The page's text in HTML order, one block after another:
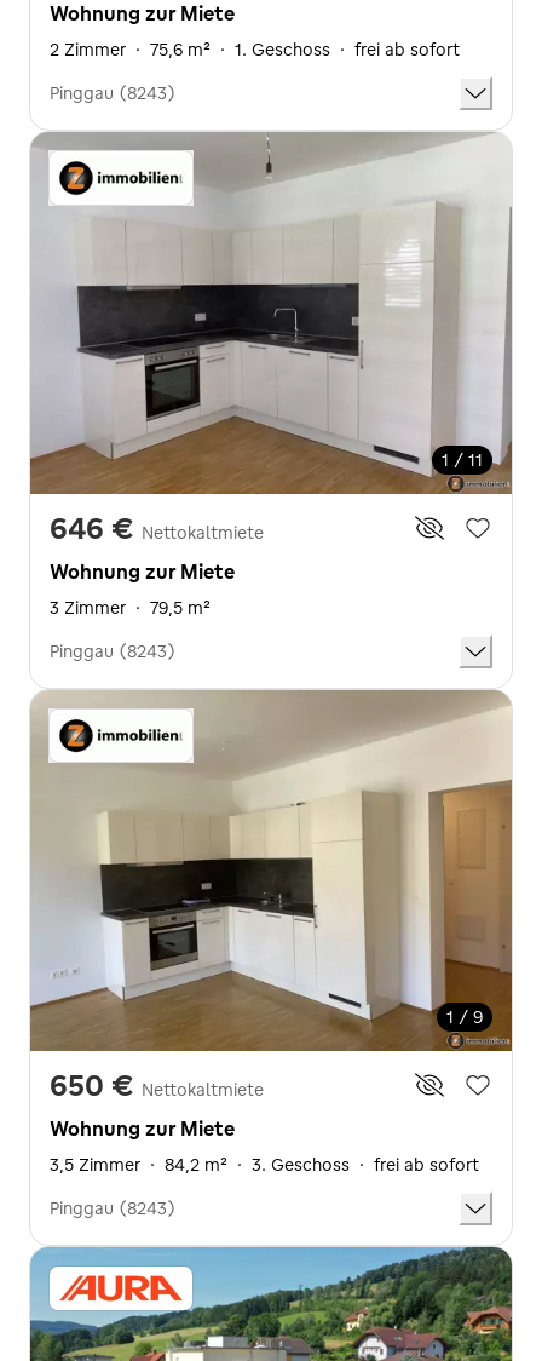
Wohnung zur Miete
2 Zimmer · 75,6 m² · 1. Geschoss · frei ab sofort
Pinggau (8243)
1 / 11
646 € Nettokaltmiete
Wohnung zur Miete
3 Zimmer · 79,5 m²
Pinggau (8243)
1 / 9
650 € Nettokaltmiete
Wohnung zur Miete
3,5 Zimmer · 84,2 m² · 3. Geschoss · frei ab sofort
Pinggau (8243)